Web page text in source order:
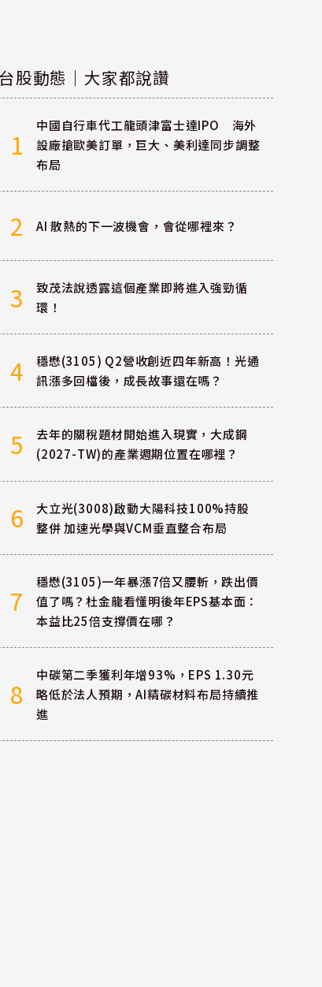
台股動態｜大家都說讚
1
中國自行車代工龍頭津富士達IPO 海外
設廠搶歐美訂單，巨大、美利達同步調整
布局
2 AI 散熱的下一波機會，會從哪裡來？
3
致茂法說透露這個產業即將進入強勁循
環！
4
穩懋(3105) Q2營收創近四年新高！光通
訊漲多回檔後，成長故事還在嗎？
5
去年的關稅題材開始進入現實，大成鋼
(2027-TW)的產業週期位置在哪裡？
6
大立光(3008)啟動大陽科技100%持股
整併 加速光學與VCM垂直整合布局
7
穩懋(3105)一年暴漲7倍又腰斬，跌出價
值了嗎？杜金龍看懂明後年EPS基本面：
本益比25倍支撐價在哪？
8
中碳第二季獲利年增93%，EPS 1.30元
略低於法人預期，AI精碳材料布局持續推
進